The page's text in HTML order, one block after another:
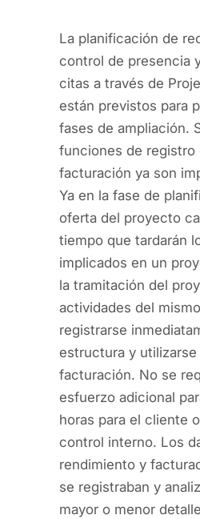
La planificación de
control de presencia
citas a través de
están previstos para
fases de ampliación.
funciones de registro
facturación ya son
Ya en la fase de
oferta del proyecto
tiempo que tardarán
implicados en un
la tramitación del
actividades del
registrarse
estructura y utilizarse
facturación. No se
esfuerzo adicional
horas para el cliente
control interno. Los
rendimiento y
se registraban y
mayor o menor